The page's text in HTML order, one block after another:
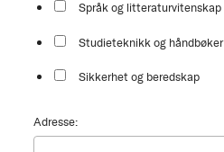
Språk og litteraturvitenskap
Studieteknikk og håndbøker
Sikkerhet og beredskap
Adresse: